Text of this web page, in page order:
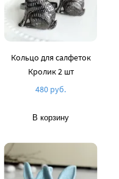
Кольцо для салфеток
Кролик 2 шт
480 руб.
В корзину